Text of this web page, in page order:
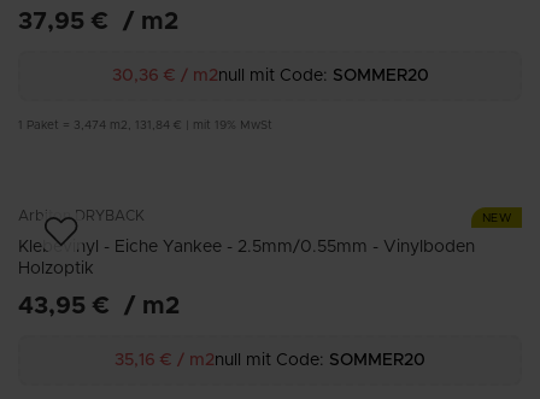
37,95 € / m2
30,36 € / m2null mit Code: SOMMER20
Paket = 3,474 m2 131,84 € mit 19% MwSt
NEW
Arbiton DRYBACK
Klebevinyl - Eiche Yankee - 2.5mm/0.55mm - Vinylboden
Holzoptik
43,95 € / m2
35,16 € / m2null mit Code: SOMMER20